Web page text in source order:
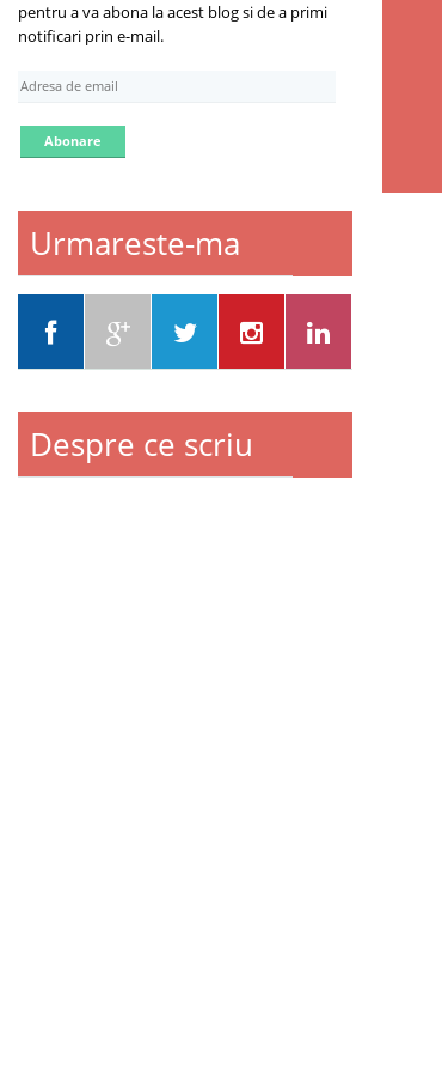
pentru a va abona la acest blog si de a primi
notificari prin e-mail.
A
r
e
e
m
l
Urmareste-ma
Despre ce scriu